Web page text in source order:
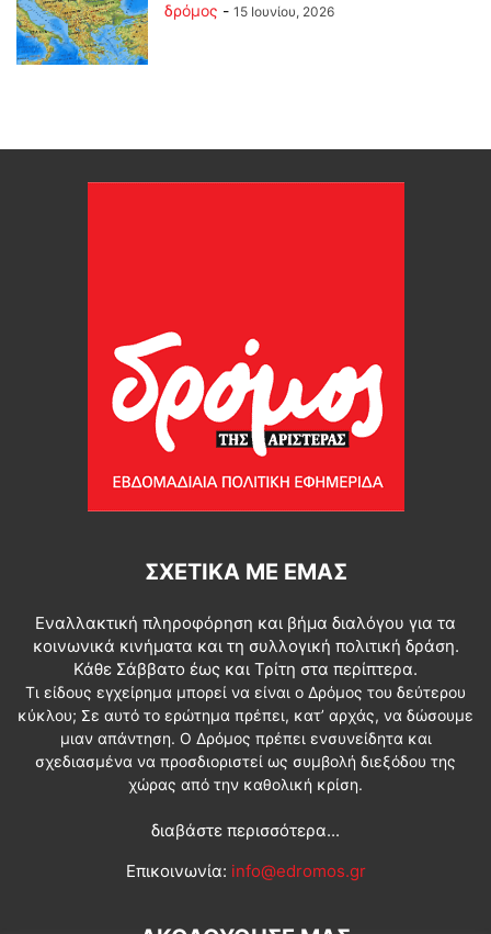
δρόμος - 15 Ιουνίου, 2026
ΣΧΕΤΙΚΆ ΜΕ ΕΜΆΣ
Εναλλακτική πληροφόρηση και βήμα διαλόγου για τα
κοινωνικά κινήματα και τη συλλογική πολιτική δράση.
Κάθε Σάββατο έως και Τρίτη στα περίπτερα.
Τι είδους εγχείρημα μπορεί να είναι ο Δρόμος του δεύτερου
κύκλου; Σε αυτό το ερώτημα πρέπει, κατ’ αρχάς, να δώσουμε
μιαν απάντηση. Ο Δρόμος πρέπει ενσυνείδητα και
σχεδιασμένα να προσδιοριστεί ως συμβολή διεξόδου της
χώρας από την καθολική κρίση.
διαβάστε περισσότερα...
Επικοινωνία: info@edromos.gr